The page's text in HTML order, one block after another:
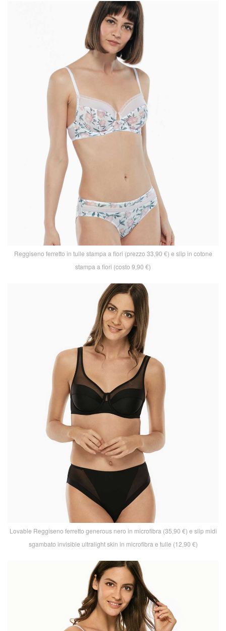
Reggiseno ferretto in tulle stampa a fiori (prezzo 33,90 €) e slip in cotone
stampa a fiori (costo 9,90 €)
Lovable Reggiseno ferretto generous nero in microfibra (35,90 €) e slip midi
sgambato invisible ultralight skin in microfibra e tulle (12,90 €)